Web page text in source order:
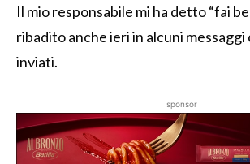
Il mio responsabile mi ha detto “fai
ribadito anche ieri in alcuni messaggi
inviati.
sponsor